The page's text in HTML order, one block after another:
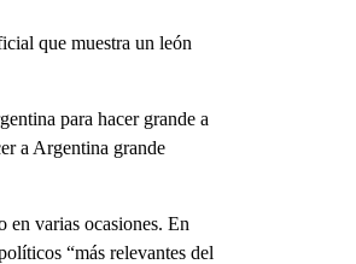
que muestra un león
para hacer grande a
a Argentina grande
varias ocasiones. En
“más relevantes del